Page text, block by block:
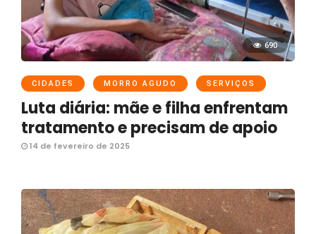
690
CIDADES MORRO AGUDO SERVIÇOS
Luta diária: mãe e filha enfrentam
tratamento e precisam de apoio
14 de fevereiro de 2025